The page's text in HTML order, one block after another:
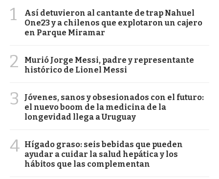
1
Así detuvieron al cantante de trap Nahuel
One23 y a chilenos que explotaron un cajero
en Parque Miramar
2
Murió Jorge Messi, padre y representante
histórico de Lionel Messi
3
Jóvenes, sanos y obsesionados con el futuro:
el nuevo boom de la medicina de la
longevidad llega a Uruguay
4 Hígado graso: seis bebidas que pueden
ayudar a cuidar la salud hepática y los
hábitos que las complementan